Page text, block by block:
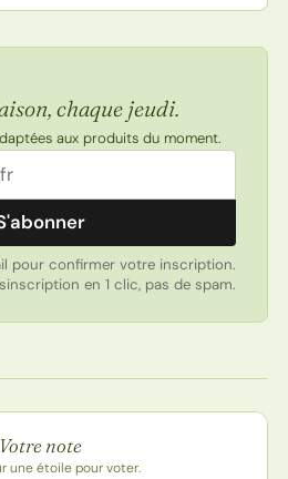
chaque jeudi.
aux produits du moment.
pour confirmer votre inscription.
en 1 clic, pas de spam.
Votre note
une étoile pour voter.